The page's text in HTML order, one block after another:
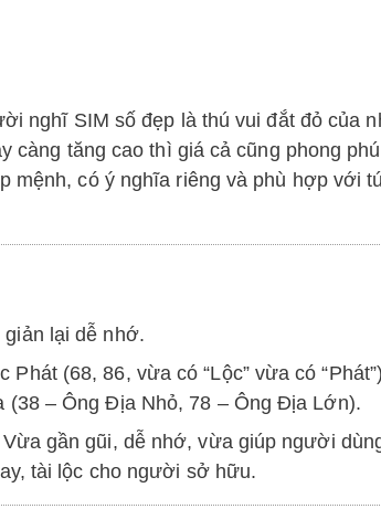
nghĩ SIM số đẹp là thú vui đắt đỏ của
càng tăng cao thì giá cả cũng phong
mệnh, có ý nghĩa riêng và phù hợp với
lại dễ nhớ.
Phát (68, 86, vừa có “Lộc” vừa có
(38 – Ông Địa Nhỏ, 78 – Ông Địa Lớn).
gần gũi, dễ nhớ, vừa giúp người
tài lộc cho người sở hữu.